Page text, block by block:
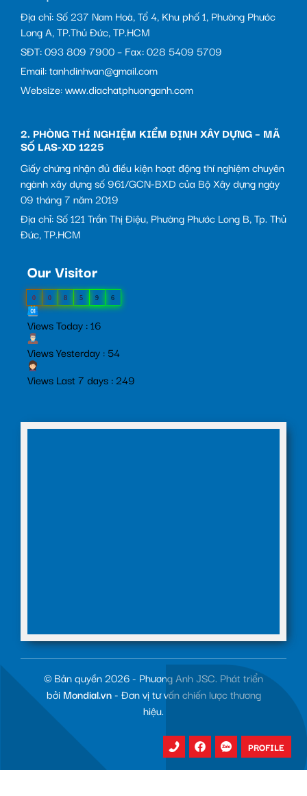
Địa chỉ: Số 237 Nam Hoà, Tổ 4, Khu phố 1, Phường Phước
Long A, TP.Thủ Đức, TP.HCM
SĐT: 093 809 7900 – Fax: 028 5409 5709
Email: tanhdinhvan@gmail.com
Websize: www.diachatphuonganh.com
2. PHÒNG THÍ NGHIỆM KIỂM ĐỊNH XÂY DỰNG – MÃ
SỐ LAS-XD 1225
Giấy chứng nhận đủ điều kiện hoạt động thí nghiệm chuyên
ngành xây dựng số 961/GCN-BXD của Bộ Xây dựng ngày
09 tháng 7 năm 2019
Địa chỉ: Số 121 Trần Thị Điệu, Phường Phước Long B, Tp. Thủ
Đức, TP.HCM
Our Visitor
0 0 8 5 9 6
Views Today : 16
Views Yesterday : 54
Views Last 7 days : 249
© Bản quyền 2026 - Phương Anh JSC. Phát triển
bởi Mondial.vn- Đơn vị tư vấn chiến lược thương
hiệu.
PROFILE